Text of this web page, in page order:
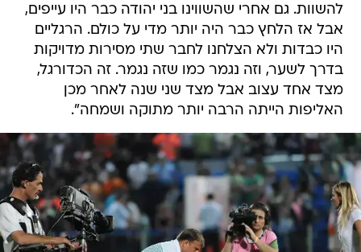
להשוות. גם אחרי שהשווינו בני יהודה כבר היו עייפים,
אבל אז הלחץ כבר היה יותר מדי על כולם. הרגליים
היו כבדות ולא הצלחנו לחבר שתי מסירות מדויקות
בדרך לשער, וזה נגמר כמו שזה נגמר. זה הכדורגל,
מצד אחד עצוב אבל מצד שני שנה לאחר מכן
האליפות הייתה הרבה יותר מתוקה ושמחה".